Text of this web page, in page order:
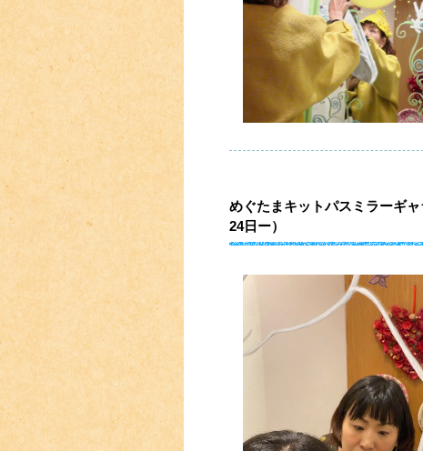
めぐたまキットパスミラーギ
24日ー）